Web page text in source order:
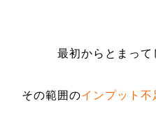
最初からとまって
その範囲のインプット不